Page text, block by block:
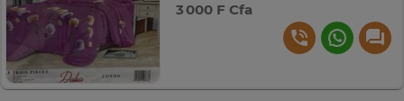
3 000 F Cfa